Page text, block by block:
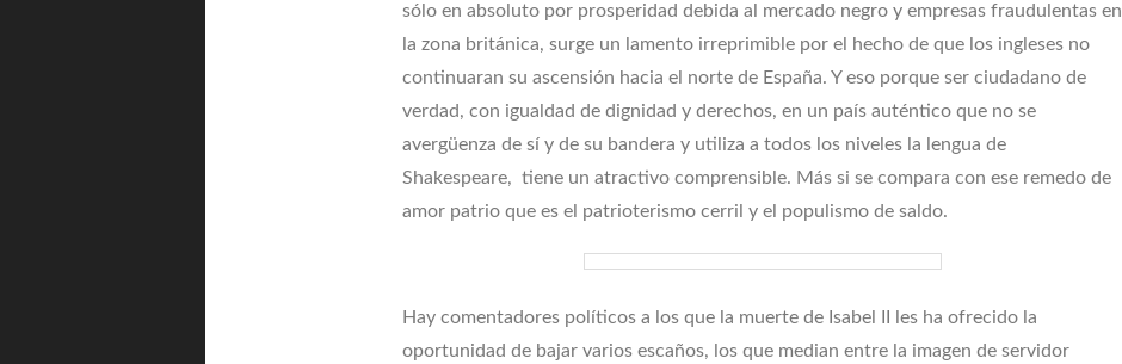
sólo en absoluto por prosperidad debida al mercado negro y empresas fraudulentas en
la zona británica, surge un lamento irreprimible por el hecho de que los ingleses no
continuaran su ascensión hacia el norte de España. Y eso porque ser ciudadano de
verdad, con igualdad de dignidad y derechos, en un país auténtico que no se
avergüenza de sí y de su bandera y utiliza a todos los niveles la lengua de
Shakespeare, tiene un atractivo comprensible. Más si se compara con ese remedo de
amor patrio que es el patrioterismo cerril y el populismo de saldo.
Hay comentadores políticos a los que la muerte de Isabel II les ha ofrecido la
oportunidad de bajar varios escaños, los que median entre la imagen de servidor